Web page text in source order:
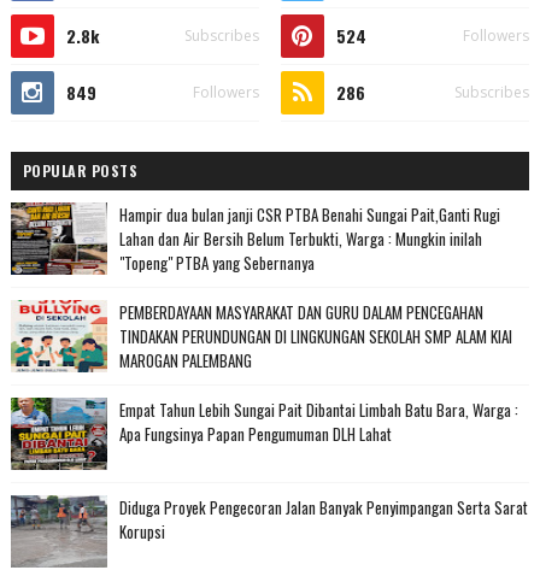
2.8k Subscribes 524 Followers
849 Followers 286 Subscribes
POPULAR POSTS
Hampir dua bulan janji CSR PTBA Benahi Sungai Pait,Ganti Rugi
Lahan dan Air Bersih Belum Terbukti, Warga : Mungkin inilah
"Topeng" PTBA yang Sebernanya
PEMBERDAYAAN MASYARAKAT DAN GURU DALAM PENCEGAHAN
TINDAKAN PERUNDUNGAN DI LINGKUNGAN SEKOLAH SMP ALAM KIAI
MAROGAN PALEMBANG
Empat Tahun Lebih Sungai Pait Dibantai Limbah Batu Bara, Warga :
Apa Fungsinya Papan Pengumuman DLH Lahat
Diduga Proyek Pengecoran Jalan Banyak Penyimpangan Serta Sarat
Korupsi